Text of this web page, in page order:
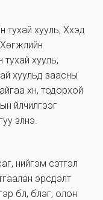
хууль, Хүүхэд
тухай хууль,
хуульд заасны
хүн, тодорхой
үйлчилгээг
үзүүлнэ.
нийгэм сэтгэл
эрсдэлт
бүл, бүлэг, олон